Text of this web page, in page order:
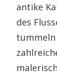
antike
des
tummeln